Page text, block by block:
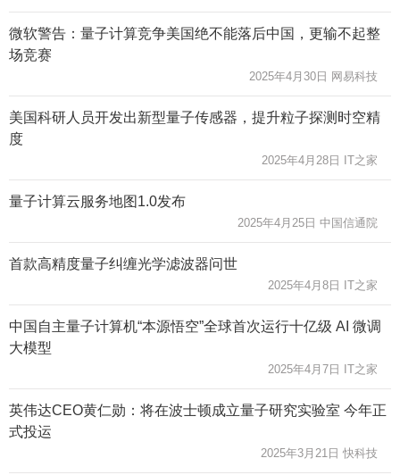
微软警告：量子计算竞争美国绝不能落后中国，更输不起整
场竞赛
2025年4月30日 网易科技
美国科研人员开发出新型量子传感器，提升粒子探测时空精
度
2025年4月28日 IT之家
量子计算云服务地图1.0发布
2025年4月25日 中国信通院
首款高精度量子纠缠光学滤波器问世
2025年4月8日 IT之家
中国自主量子计算机“本源悟空”全球首次运行十亿级 AI 微调
大模型
2025年4月7日 IT之家
英伟达CEO黄仁勋：将在波士顿成立量子研究实验室 今年正
式投运
2025年3月21日 快科技